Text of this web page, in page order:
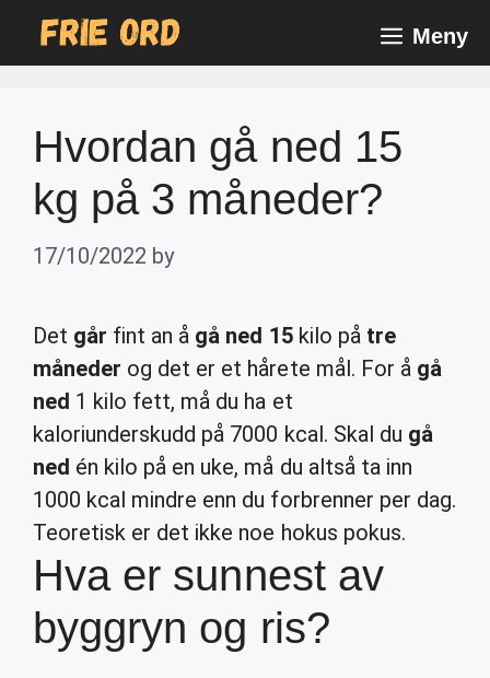
Meny
Hvordan gå ned 15
kg på 3 måneder?
17/10/2022 by
Det går fint an å gå ned 15kilo på tre
måneder og det er et hårete mål. For å gå
ned 1 kilo fett, må du ha et
kaloriunderskudd på 7000 kcal. Skal du gå
ned én kilo på en uke, må du altså ta inn
1000 kcal mindre enn du forbrenner per dag.
Teoretisk er det ikke noe hokus pokus.
Hva er sunnest av
byggryn og ris?